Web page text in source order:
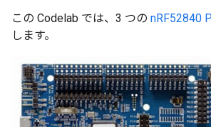
この Codelab では、3 つの nRF52840
します。